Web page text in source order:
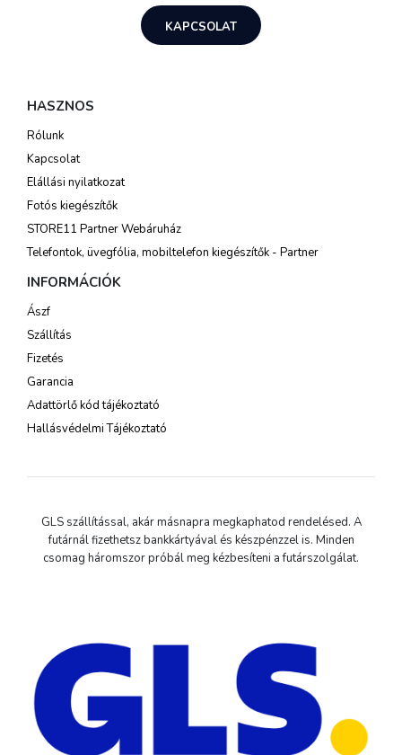
KAPCSOLAT
HASZNOS
Rólunk
Kapcsolat
Elállási nyilatkozat
Fotós kiegészítők
STORE11 Partner Webáruház
Telefontok, üvegfólia, mobiltelefon kiegészítők - Partner
INFORMÁCIÓK
Ászf
Szállítás
Fizetés
Garancia
Adattörlő kód tájékoztató
Hallásvédelmi Tájékoztató
GLS szállítással, akár másnapra megkaphatod rendelésed. A
futárnál fizethetsz bankkártyával és készpénzzel is. Minden
csomag háromszor próbál meg kézbesíteni a futárszolgálat.